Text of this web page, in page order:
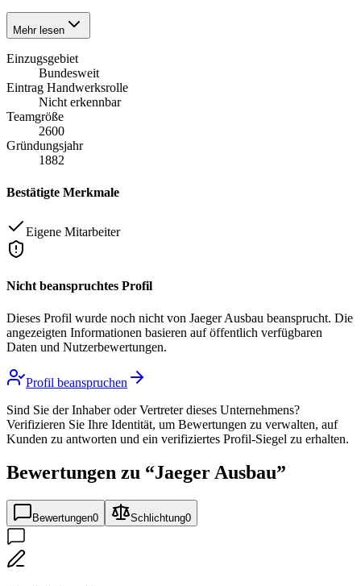
Mehr lesen
Einzugsgebiet
Bundesweit
Eintrag Handwerksrolle
Nicht erkennbar
Teamgröße
2600
Gründungsjahr
1882
Bestätigte Merkmale
Eigene Mitarbeiter
Nicht beanspruchtes Profil
Dieses Profil wurde noch nicht von Jaeger Ausbau beansprucht. Die
angezeigten Informationen basieren auf öffentlich verfügbaren
Daten und Nutzerbewertungen.
Profil beanspruchen
Sind Sie der Inhaber oder Vertreter dieses Unternehmens?
Verifizieren Sie Ihre Identität, um Bewertungen zu verwalten, auf
Kunden zu antworten und ein verifiziertes Profil-Siegel zu erhalten.
Bewertungen zu “Jaeger Ausbau”
Bewertungen0 Schlichtung0